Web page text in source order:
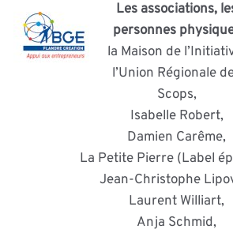
Les associations,
personnes
la Maison de
l’Union Régionale
Scops,
Isabelle Robert,
Damien Carême,
La Petite Pierre (Label
Jean-Christophe
Laurent Williart,
Anja Schmid,